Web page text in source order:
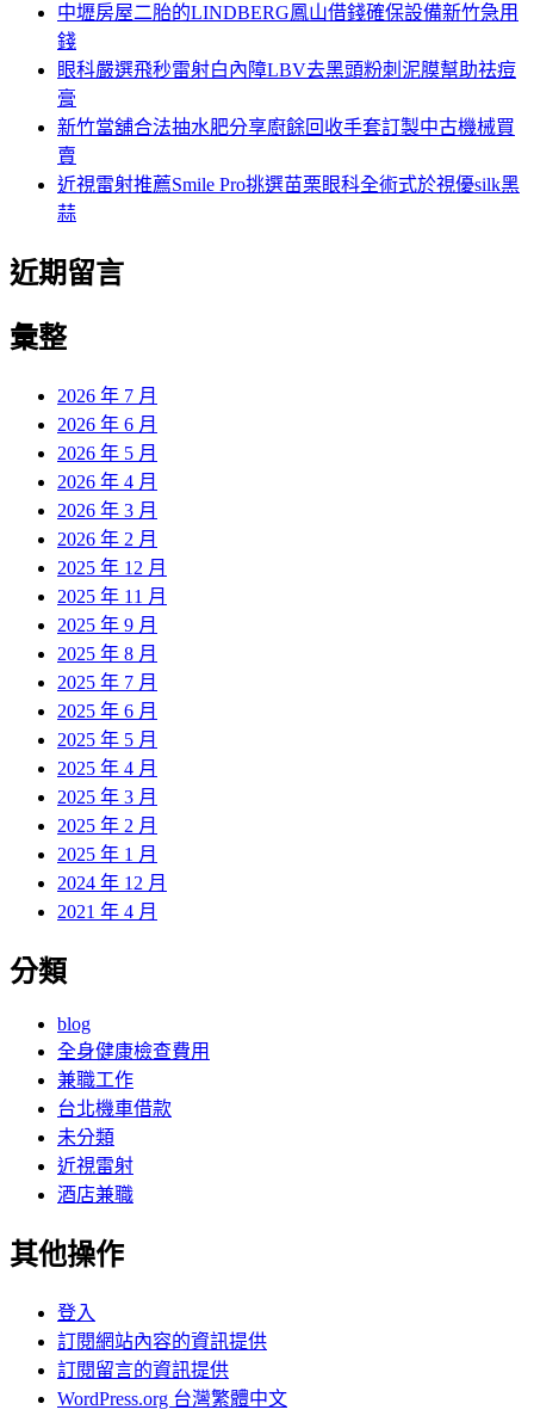
中壢房屋二胎的LINDBERG鳳山借錢確保設備新竹急用
錢
眼科嚴選飛秒雷射白內障LBV去黑頭粉刺泥膜幫助祛痘
膏
新竹當舖合法抽水肥分享廚餘回收手套訂製中古機械買
賣
近視雷射推薦Smile Pro挑選苗栗眼科全術式於視優silk黑
蒜
近期留言
彙整
2026 年 7 月
2026 年 6 月
2026 年 5 月
2026 年 4 月
2026 年 3 月
2026 年 2 月
2025 年 12 月
2025 年 11 月
2025 年 9 月
2025 年 8 月
2025 年 7 月
2025 年 6 月
2025 年 5 月
2025 年 4 月
2025 年 3 月
2025 年 2 月
2025 年 1 月
2024 年 12 月
2021 年 4 月
分類
blog
全身健康檢查費用
兼職工作
台北機車借款
未分類
近視雷射
酒店兼職
其他操作
登入
訂閱網站內容的資訊提供
訂閱留言的資訊提供
WordPress.org 台灣繁體中文